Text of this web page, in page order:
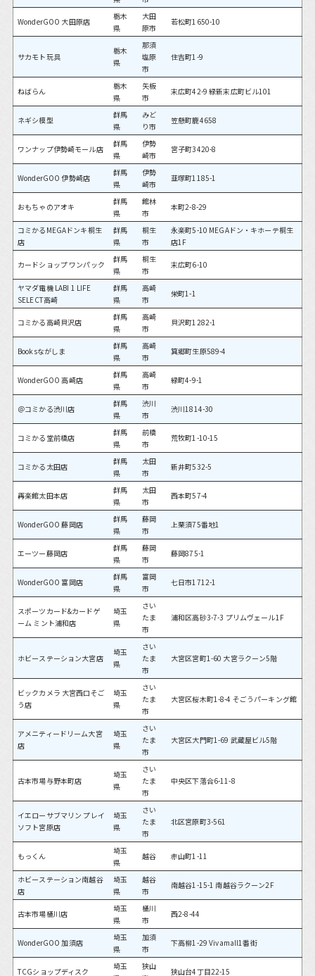
WonderGOO 大田原店
栃木
県
大田
原市
若松町1650-10
サカモト玩具
栃木
県
那須
塩原
市
住吉町1-9
ねばらん
栃木
県
矢板
市
末広町42-9 緑新末広町ビル101
ネギシ模型
群馬
県
みど
り市
笠懸町鹿4658
ワンナップ伊勢崎モール店
群馬
県
伊勢
崎市
宮子町3420-8
WonderGOO 伊勢崎店
群馬
県
伊勢
崎市
韮塚町1185-1
おもちゃのアオキ
群馬
県
館林
市
本町2-8-29
コミかるMEGAドンキ桐生
店
群馬
県
桐生
市
永楽町5-10 MEGAドン・キホーテ桐生
店1F
カードショップ ワンパック
群馬
県
桐生
市
末広町6-10
ヤマダ電機 LABI 1 LIFE
SELECT高崎
群馬
県
高崎
市
栄町1-1
コミかる高崎貝沢店
群馬
県
高崎
市
貝沢町1282-1
Booksながしま
群馬
県
高崎
市
箕郷町生原589-4
WonderGOO 高崎店
群馬
県
高崎
市
緑町4-9-1
＠コミかる渋川店
群馬
県
渋川
市
渋川1814-30
コミかる堂前橋店
群馬
県
前橋
市
荒牧町1-10-15
コミかる太田店
群馬
県
太田
市
新井町532-5
再楽館太田本店
群馬
県
太田
市
西本町57-4
WonderGOO 藤岡店
群馬
県
藤岡
市
上栗須75番地1
エーツー藤岡店
群馬
県
藤岡
市
藤岡875-1
WonderGOO 富岡店
群馬
県
富岡
市
七日市1712-1
スポーツカード&カードゲ
ーム ミント浦和店
埼玉
県
さい
たま
市
浦和区高砂3-7-3 プリムヴェール1F
ホビーステーション大宮店
埼玉
県
さい
たま
市
大宮区宮町1-60 大宮ラクーン5階
ビックカメラ 大宮西口そご
う店
埼玉
県
さい
たま
市
大宮区桜木町1-8-4 そごうパーキング館
アメニティードリーム大宮
店
埼玉
県
さい
たま
市
大宮区大門町1-69 武蔵屋ビル5階
古本市場与野本町店
埼玉
県
さい
たま
市
中央区下落合6-11-8
イエローサブマリン プレイ
ソフト宮原店
埼玉
県
さい
たま
市
北区宮原町3-561
もっくん
埼玉
県
越谷 赤山町1-11
ホビーステーション南越谷
店
埼玉
県
越谷
市
南越谷1-15-1 南越谷ラクーン2F
古本市場桶川店
埼玉
県
桶川
市
西2-8-44
WonderGOO 加須店
埼玉
県
加須
市
下高柳1-29 Vivamall1番街
TCGショップディスク
埼玉
狭山
狭山台4丁目22-15